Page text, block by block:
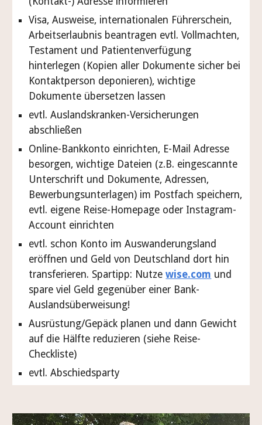
Visa, Ausweise, internationalen Führerschein,
Arbeitserlaubnis beantragen evtl. Vollmachten,
Testament und Patientenverfügung
hinterlegen (Kopien aller Dokumente sicher bei
Kontaktperson deponieren), wichtige
Dokumente übersetzen lassen
evtl. Auslandskranken-Versicherungen
abschließen
Online-Bankkonto einrichten, E-Mail Adresse
besorgen, wichtige Dateien (z.B. eingescannte
Unterschrift und Dokumente, Adressen,
Bewerbungsunterlagen) im Postfach speichern,
evtl. eigene Reise-Homepage oder Instagram-
Account einrichten
evtl. schon Konto im Auswanderungsland
eröffnen und Geld von Deutschland dort hin
transferieren. Spartipp: Nutzewise.com und
spare viel Geld gegenüber einer Bank-
Auslandsüberweisung!
Ausrüstung/Gepäck planen und dann Gewicht
auf die Hälfte reduzieren (siehe Reise-
Checkliste)
evtl. Abschiedsparty